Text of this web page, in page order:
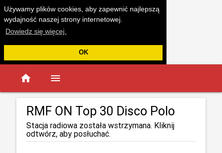
Używamy plików cookies, aby zapewnić najlepszą
wydajność naszej strony internetowej.
Dowiedz się więcej.
OK
home menu
RMF ON Top 30 Disco Polo
Stacja radiowa została wstrzymana. Kliknij
odtwórz, aby posłuchać.